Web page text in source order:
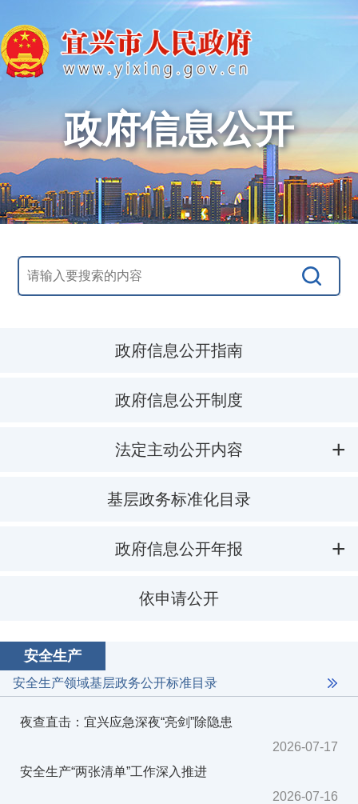
政府信息公开
政府信息公开指南
政府信息公开制度
法定主动公开内容
基层政务标准化目录
政府信息公开年报
依申请公开
安全生产
安全生产领域基层政务公开标准目录
夜查直击：宜兴应急深夜“亮剑”除隐患
2026-07-17
安全生产“两张清单”工作深入推进
2026-07-16